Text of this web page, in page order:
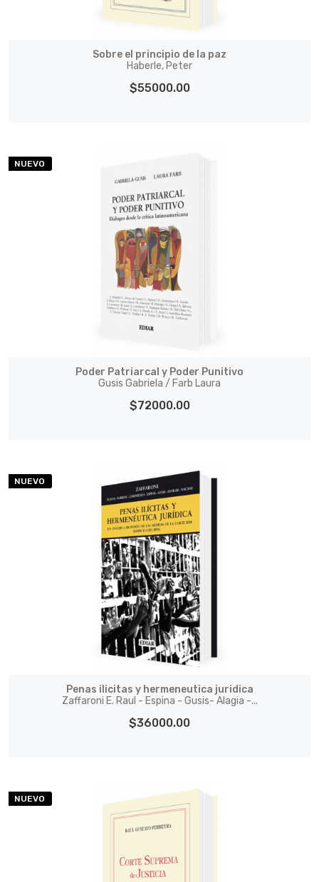
Sobre el principio de la paz
Haberle, Peter
$55000.00
NUEVO
Poder Patriarcal y Poder Punitivo
Gusis Gabriela / Farb Laura
$72000.00
NUEVO
Penas ilicitas y hermeneutica juridica
Zaffaroni E. Raul - Espina - Gusis- Alagia -...
$36000.00
NUEVO